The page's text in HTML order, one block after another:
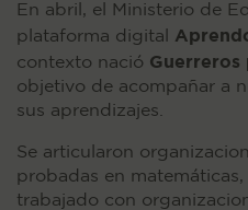
En abril, el Ministerio de
plataforma digital
contexto nació Guerreros
objetivo de acompañar a
sus aprendizajes.
Se articularon
probadas en
trabajado con